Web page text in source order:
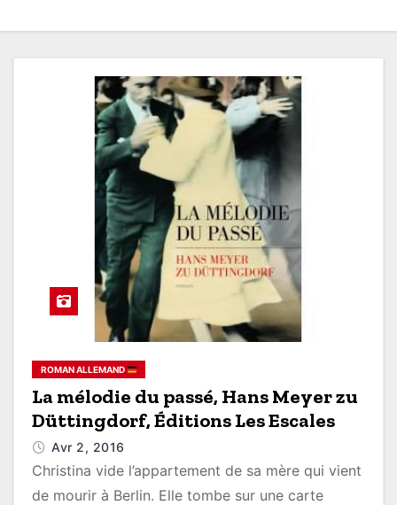
ROMAN ALLEMAND
La mélodie du passé, Hans Meyer zu
Düttingdorf, Éditions Les Escales
Avr 2, 2016
Christina vide l’appartement de sa mère qui vient
de mourir à Berlin. Elle tombe sur une carte